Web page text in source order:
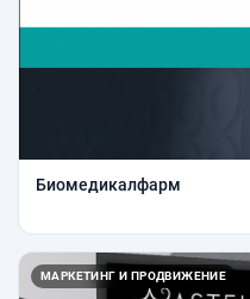
Биомедикалфарм
МАРКЕТИНГ И ПРОДВИЖЕНИЕ